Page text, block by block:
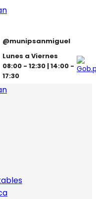
@munipsanmiguel
Lunes a Viernes
08:00 - 12:30 | 14:00 -
17:30